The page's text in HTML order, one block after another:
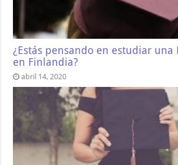
¿Estás pensando en estudiar una
en Finlandia?
abril 14, 2020